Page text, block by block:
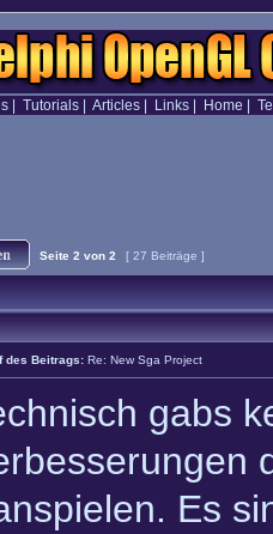
| Tutorials| Articles| Links| Home
Seite 2 von 2 [ 27 Beiträge ]
des Beitrags: Re: New Sga Project
gabs
Es